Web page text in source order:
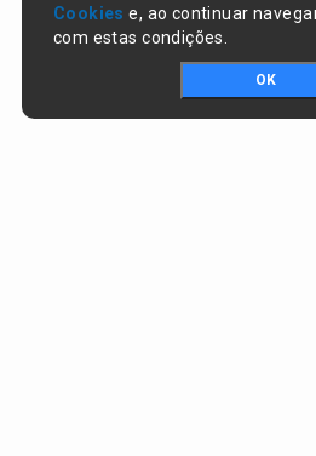
Cookies e, ao continuar
com estas condições.
OK